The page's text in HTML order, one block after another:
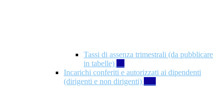
Tassi di assenza trimestrali (da pubblicare
in tabelle) 12
Incarichi conferiti e autorizzati ai dipendenti
(dirigenti e non dirigenti) 490